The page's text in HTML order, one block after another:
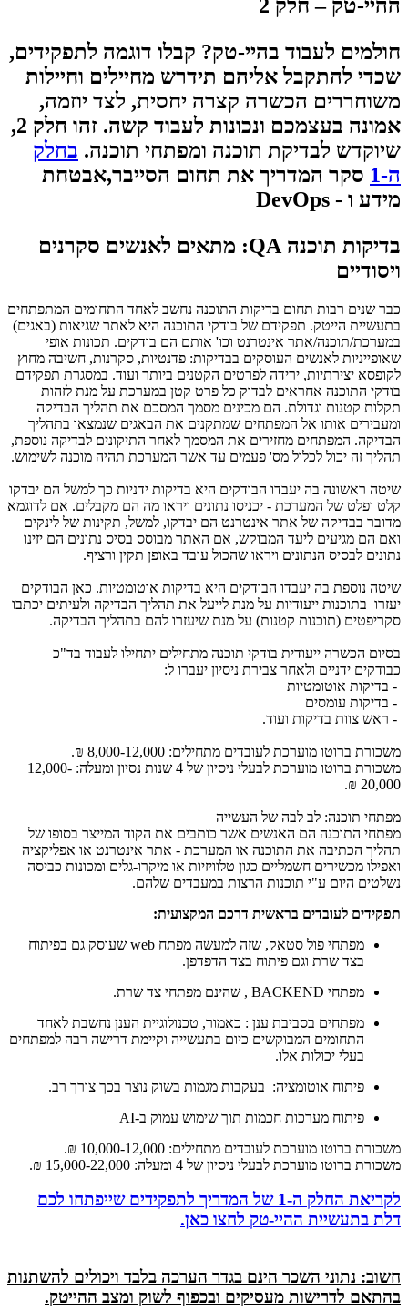
ההיי-טק – חלק 2
חולמים לעבוד בהיי-טק? קבלו דוגמה לתפקידים,
שכדי להתקבל אליהם תידרש מחיילים וחיילות
משוחררים הכשרה קצרה יחסית, לצד יוזמה,
אמונה בעצמכם ונכונות לעבוד קשה. זהו חלק 2,
שיוקדש לבדיקת תוכנה ומפתחי תוכנה. בחלק
ה-1
סקר המדריך את תחום הסייבר,אבטחת
מידע ו - DevOps​
בדיקות תוכנה QA: מתאים לאנשים סקרנים
ויסודיים
כבר שנים רבות תחום בדיקות התוכנה נחשב לאחד התחומים המתפתחים
בתעשיית הייטק. תפקידם של בודקי התוכנה היא לאתר שגיאות (באגים)
במערכת/תוכנה/אתר אינטרנט וכו' אותם הם בודקים. תכונות אופי
שאופייניות לאנשים העוסקים בבדיקות: פדנטיות, סקרנות, חשיבה מחוץ
לקופסא יצירתיות, ירידה לפרטים הקטנים ביותר ועוד. במסגרת תפקידם
בודקי התוכנה אחראים לבדוק כל פרט קטן במערכת על מנת לזהות
תקלות קטנות וגדולת. הם מכינים מסמך המסכם את תהליך הבדיקה
ומעבירים אותו אל המפתחים שמתקנים את הבאגים שנמצאו בתהליך
הבדיקה. המפתחים מחזירים את המסמך לאחר התיקונים לבדיקה נוספת,
תהליך זה יכול לכלול מס' פעמים עד אשר המערכת תהיה מוכנה לשימוש.
שיטה ראשונה בה יעבדו הבודקים היא בדיקות ידניות כך למשל הם יבדקו
קלט ופלט של המערכת - יכניסו נתונים ויראו מה הם מקבלים. אם לדוגמא
מדובר בבדיקה של אתר אינטרנט הם יבדקו, למשל, תקינות של לינקים
ואם הם מגיעים ליעד המבוקש, אם האתר מבוסס בסיס נתונים הם יזינו
נתונים לבסיס הנתונים ויראו שהכול עובד באופן תקין ורציף.
שיטה נוספת בה יעבדו הבודקים היא בדיקות אוטומטיות. כאן הבודקים
יעזרו בתוכנות ייעודיות על מנת לייעל את תהליך הבדיקה ולעיתים יכתבו
סקריפטים (תוכנות קטנות) על מנת שיעזרו להם בתהליך הבדיקה.
בסיום הכשרה ייעודית בודקי תוכנה מתחילים יתחילו לעבוד בד"כ
כבודקים ידניים ולאחר צבירת ניסיון יעברו ל:
- בדיקות אוטומטיות
- בדיקות עומסים
- ראש צוות בדיקות ועוד.
משכורת ברוטו מוערכת לעובדים מתחילים: 8,000-12,000 ₪.
משכורת ברוטו מוערכת לבעלי ניסיון של 4 שנות נסיון ומעלה: 12,000-
20,000 ₪.
מפתחי תוכנה: לב לבה של העשייה
מפתחי התוכנה הם האנשים אשר כותבים את הקוד המייצר בסופו של
תהליך הכתיבה את התוכנה או המערכת - אתר אינטרנט או אפליקציה
ואפילו מכשירים חשמליים כגון טלוויזיות או מיקרו-גלים ומכונות כביסה
נשלטים היום ע"י תוכנות הרצות במעבדים שלהם.
תפקידים לעובדים בראשית דרכם המקצועית:
מפתחי פול סטאק, שזה למעשה מפתח web שעוסק גם בפיתוח
בצד שרת וגם פיתוח בצד הדפדפן.
מפתחי BACKEND , שהינם מפתחי צד שרת.
מפתחים בסביבת ענן : כאמור, טכנולוגיית הענן נחשבת לאחד
התחומים המבוקשים כיום בתעשייה וקיימת דרישה רבה למפתחים
בעלי יכולות אלו.
פיתוח אוטומציה: בעקבות מגמות בשוק נוצר בכך צורך רב.
פיתוח מערכות חכמות תוך שימוש עמוק ב-AI
משכורת ברוטו מוערכת לעובדים מתחילים: 10,000-12,000 ₪.
משכורת ברוטו מוערכת לבעלי ניסיון של 4 ומעלה: 15,000-22,000 ₪.
לקריאת החלק ה-1 של המדריך לתפקידים שייפתחו לכם
דלת בתעשיית ההיי-טק לחצו כאן.
חשוב: נתוני השכר הינם בגדר הערכה בלבד ויכולים להשתנות
בהתאם לדרישות מעסיקים ובכפוף לשוק ומצב ההייטק.